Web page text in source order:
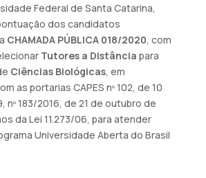
Federal de Santa Catarina,
dos candidatos
CHAMADA PÚBLICA 018/2020, com
Tutores a Distância para
Ciências Biológicas, em
as portarias CAPES nº 102, de 10
nº 183/2016, de 21 de outubro de
da Lei 11.273/06, para atender
Universidade Aberta do Brasil